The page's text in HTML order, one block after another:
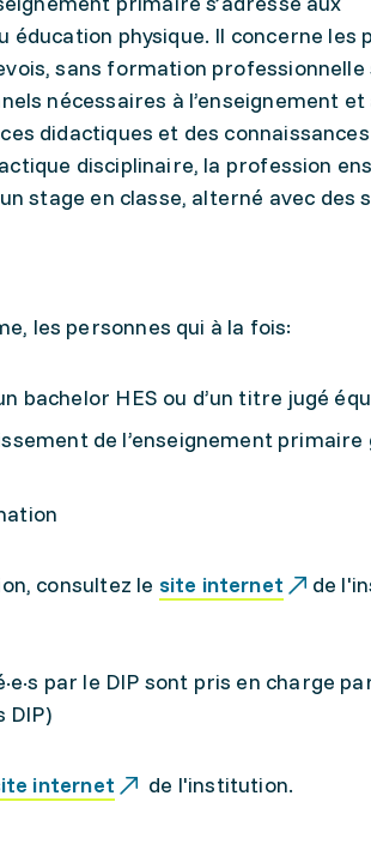
éducation physique. Il concerne les
sans formation
nécessaires à l’enseignement et
didactiques et des
disciplinaire, la profession
stage en classe, alterné avec des
les personnes qui à la fois:
bachelor HES ou d’un titre jugé
de l’enseignement primaire
consultez le site internet de
par le DIP sont pris en charge
DIP)
internet de l'institution.